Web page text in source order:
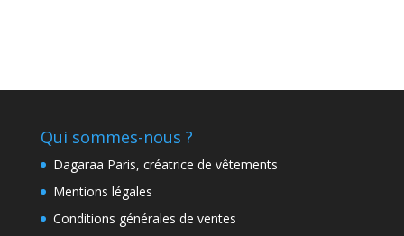
Qui sommes-nous ?
Dagaraa Paris, créatrice de vêtements
Mentions légales
Conditions générales de ventes